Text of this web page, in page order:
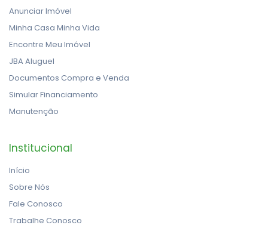
Anunciar Imóvel
Minha Casa Minha Vida
Encontre Meu Imóvel
JBA Aluguel
Documentos Compra e Venda
Simular Financiamento
Manutenção
Institucional
Início
Sobre Nós
Fale Conosco
Trabalhe Conosco